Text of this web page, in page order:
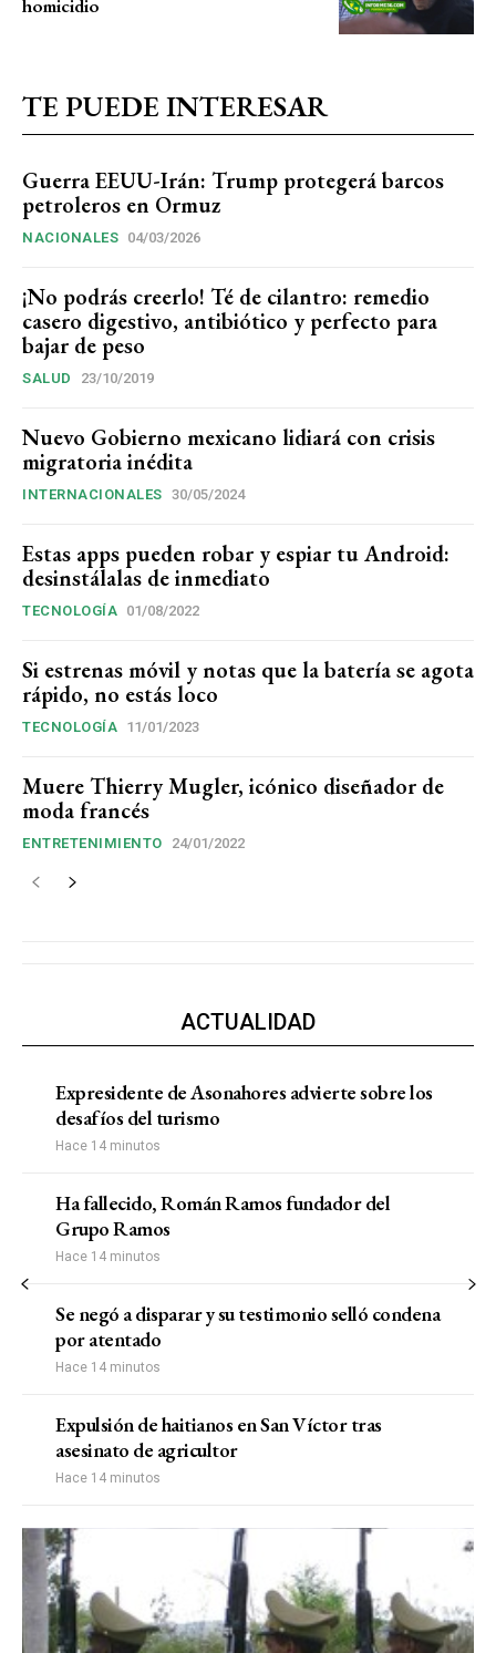
homicidio
TE PUEDE INTERESAR
Guerra EEUU-Irán: Trump protegerá barcos
petroleros en Ormuz
NACIONALES 04/03/2026
¡No podrás creerlo! Té de cilantro: remedio
casero digestivo, antibiótico y perfecto para
bajar de peso
SALUD 23/10/2019
Nuevo Gobierno mexicano lidiará con crisis
migratoria inédita
INTERNACIONALES 30/05/2024
Estas apps pueden robar y espiar tu Android:
desinstálalas de inmediato
TECNOLOGÍA 01/08/2022
Si estrenas móvil y notas que la batería se agota
rápido, no estás loco
TECNOLOGÍA 11/01/2023
Muere Thierry Mugler, icónico diseñador de
moda francés
ENTRETENIMIENTO 24/01/2022
ACTUALIDAD
Expresidente de Asonahores advierte sobre los
desafíos del turismo
Hace 14 minutos
Ha fallecido, Román Ramos fundador del
Grupo Ramos
Hace 14 minutos
Se negó a disparar y su testimonio selló condena
por atentado
Hace 14 minutos
Expulsión de haitianos en San Víctor tras
asesinato de agricultor
Hace 14 minutos